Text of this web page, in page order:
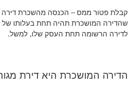
קבלת פטור ממס – הכנסה מהשכרת דירה
שהדירה המושכרת תהיה תחת בעלותו של
לדירה הרשומה תחת העסק שלו, למשל.
הדירה המושכרת היא דירת